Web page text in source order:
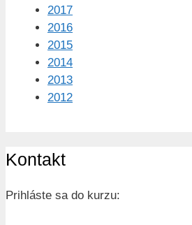
2017
2016
2015
2014
2013
2012
Kontakt
Prihláste sa do kurzu: